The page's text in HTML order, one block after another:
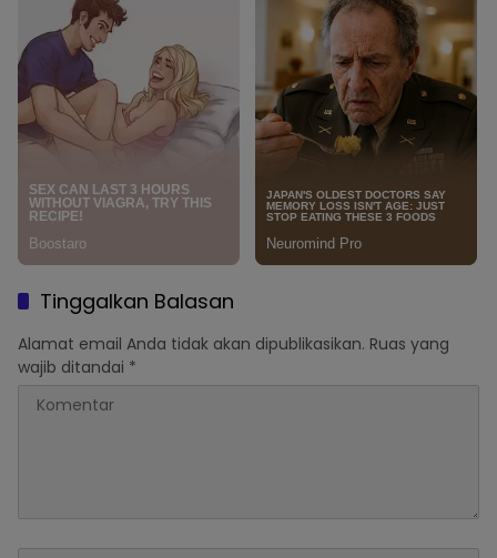
Tinggalkan Balasan
Alamat email Anda tidak akan dipublikasikan. Ruas yang
wajib ditandai *